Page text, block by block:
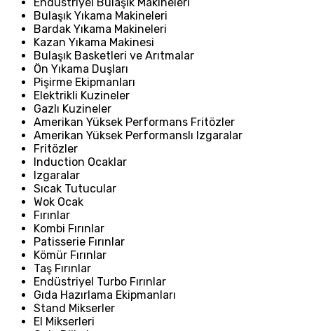
Bulaşık Yıkama Makineleri
Bardak Yıkama Makineleri
Kazan Yıkama Makinesi
Bulaşık Basketleri ve Arıtmalar
Ön Yıkama Duşları
Pişirme Ekipmanları
Elektrikli Kuzineler
Gazlı Kuzineler
Amerikan Yüksek Performans Fritözler
Amerikan Yüksek Performanslı Izgaralar
Fritözler
Induction Ocaklar
Izgaralar
Sıcak Tutucular
Wok Ocak
Fırınlar
Kombi Fırınlar
Patisserie Fırınlar
Kömür Fırınlar
Taş Fırınlar
Endüstriyel Turbo Fırınlar
Gıda Hazırlama Ekipmanları
Stand Mikserler
El Mikserleri